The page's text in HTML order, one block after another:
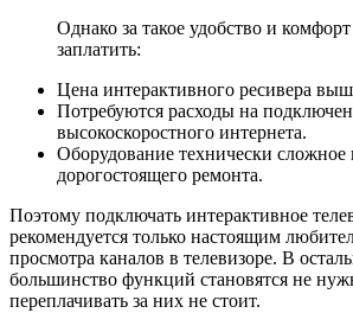
Однако за такое удобство и
заплатить:
Цена интерактивного ресивера
Потребуются расходы на
высокоскоростного интернета.
Оборудование технически сложное
дорогостоящего ремонта.
Поэтому подключать интерактивное
рекомендуется только настоящим
просмотра каналов в телевизоре. В
большинство функций становятся не
переплачивать за них не стоит.